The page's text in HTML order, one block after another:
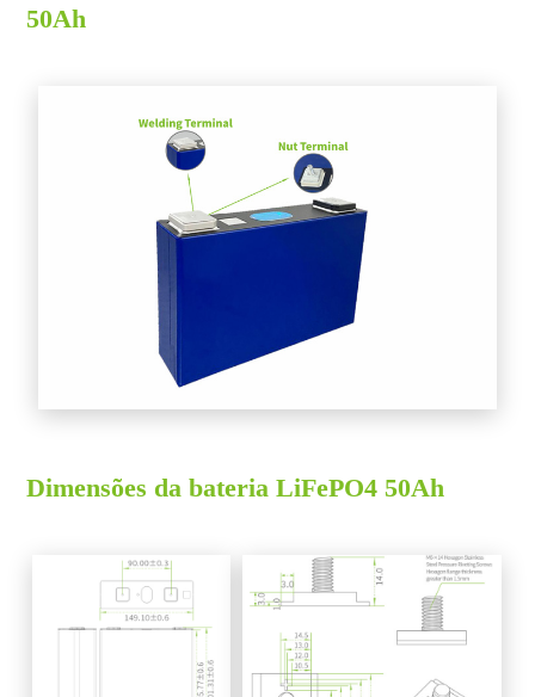
50Ah
Dimensões da bateria LiFePO4 50Ah